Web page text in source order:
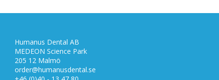
Humanus Dental AB
MEDEON Science Park
205 12 Malmö
order@humanusdental.se